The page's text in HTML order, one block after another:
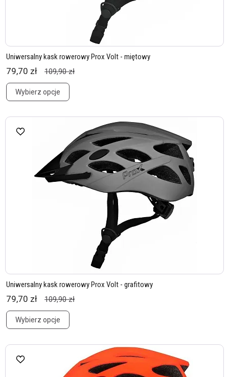
Uniwersalny kask rowerowy Prox Volt - miętowy
79,70 zł 109,90 zł
Wybierz opcje
Uniwersalny kask rowerowy Prox Volt - grafitowy
79,70 zł 109,90 zł
Wybierz opcje